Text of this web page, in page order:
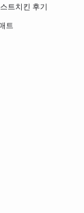
트치킨 후기
트